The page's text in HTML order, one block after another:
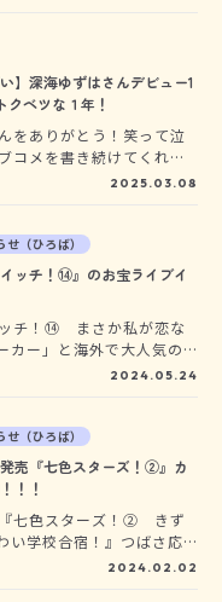
ストを特別に公開するよ
】深海ゆずはさんデビュー1
ベツな１年！
をありがとう！笑って泣
コメを書き続けてくれて
こちらパーティー編集部
2025.03.08
せ（ひろば）
ッチ！⑭』のお宝ライブイ
チ！⑭ まさか私が恋な
カー」と海外で大人気の
がライブ対決！このペー
するよ☆
2024.05.24
せ（ひろば）
売『七色スターズ！②』カ
！！
『七色スターズ！② きず
学校合宿！』つばさ応
るカバーイラストを見せ
2024.02.02